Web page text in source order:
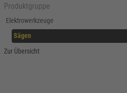
Produktgruppe
Elektrowerkzeuge
Sägen
Zur Übersicht